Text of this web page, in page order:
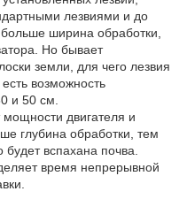
лезвиями и до
ширина обработки,
Но бывает
земли, для чего лезвия
возможность
и 50 см.
мощности двигателя и
глубина обработки, тем
вспахана почва.
время непрерывной